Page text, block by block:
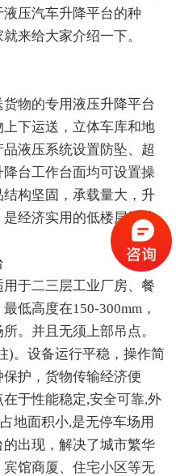
压汽车升降平台的种
来给大家介绍一下。
物的专用液压升降平台
下运送，立体车库和地
液压系统设置防坠、超
台工作台面均可设置操
构坚固，承载量大，升
经济实用的低楼层间替
于二三层工业厂房、餐
低高度在150-300mm，
。并且无须上部吊点。
)。设备运行平稳，操作简
护，货物传输经济便
于性能稳定,安全可靠,外
地面积小,是无停车场用
出现，解决了城市繁华
馆商厦、住宅小区等无